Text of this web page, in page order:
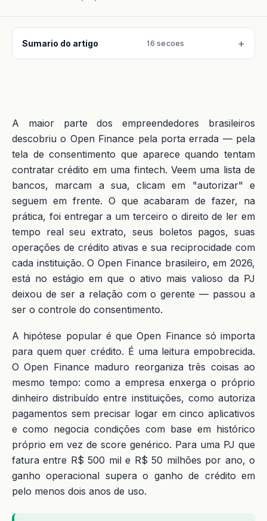
Sumario do artigo 16 secoes
A maior parte dos empreendedores brasileiros
descobriu o Open Finance pela porta errada — pela
tela de consentimento que aparece quando tentam
contratar crédito em uma fintech. Veem uma lista de
bancos, marcam a sua, clicam em "autorizar" e
seguem em frente. O que acabaram de fazer, na
prática, foi entregar a um terceiro o direito de ler em
tempo real seu extrato, seus boletos pagos, suas
operações de crédito ativas e sua reciprocidade com
cada instituição. O Open Finance brasileiro, em 2026,
está no estágio em que o ativo mais valioso da PJ
deixou de ser a relação com o gerente — passou a
ser o controle do consentimento.
A hipótese popular é que Open Finance só importa
para quem quer crédito. É uma leitura empobrecida.
O Open Finance maduro reorganiza três coisas ao
mesmo tempo: como a empresa enxerga o próprio
dinheiro distribuído entre instituições, como autoriza
pagamentos sem precisar logar em cinco aplicativos
e como negocia condições com base em histórico
próprio em vez de score genérico. Para uma PJ que
fatura entre R$ 500 mil e R$ 50 milhões por ano, o
ganho operacional supera o ganho de crédito em
pelo menos dois anos de uso.